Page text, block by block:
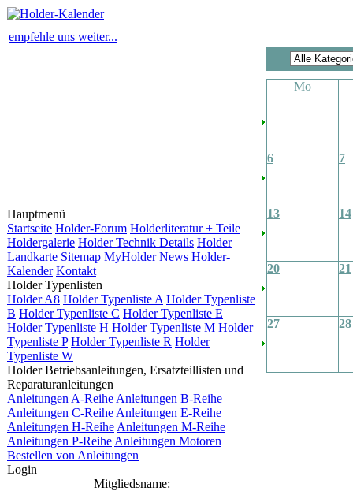
empfehle uns weiter...
Hauptmenü
Startseite Holder-Forum Holderliteratur + Teile
Holdergalerie Holder Technik Details Holder
Landkarte Sitemap MyHolder News Holder-
Kalender Kontakt
Holder Typenlisten
Holder A8 Holder Typenliste A Holder Typenliste
B Holder Typenliste C Holder Typenliste E
Holder Typenliste H Holder Typenliste M Holder
Typenliste P Holder Typenliste R Holder
Typenliste W
Holder Betriebsanleitungen, Ersatzteillisten und
Reparaturanleitungen
Anleitungen A-Reihe Anleitungen B-Reihe
Anleitungen C-Reihe Anleitungen E-Reihe
Anleitungen H-Reihe Anleitungen M-Reihe
Anleitungen P-Reihe Anleitungen Motoren
Bestellen von Anleitungen
Login
Mitgliedsname:
Mo
6 7
13 14
20 21
27 28